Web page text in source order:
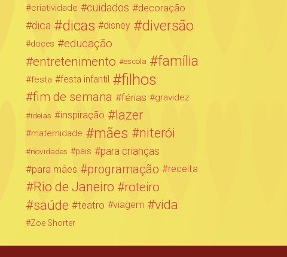
criatividade cuidados
decoração
dica
dicas disney diversão
doces educação
entretenimento escola família
festa festa infantil filhos
fim de semana férias gravidez
ideias inspiração lazer
maternidade mães niterói
novidades pais
para crianças
para mães
programação receita
Rio de Janeiro roteiro
saúde teatro viagem vida
Zoe Shorter